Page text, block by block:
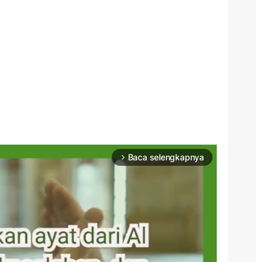
arrow_forward_ios Baca selengkapnya